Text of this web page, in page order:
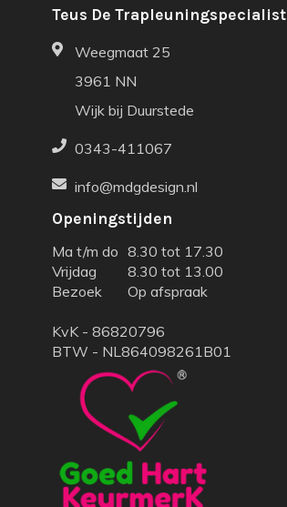
Teus De Trapleuningspecialist
Weegmaat 25
3961 NN
Wijk bij Duurstede
0343-411067
info@mdgdesign.nl
Openingstijden
Ma t/m do 8.30 tot 17.30
Vrijdag
8.30 tot 13.00
Bezoek
Op afspraak
KvK - 86820796
BTW - NL864098261B01